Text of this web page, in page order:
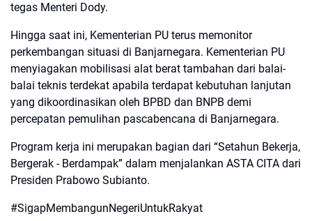
tegas Menteri Dody.
Hingga saat ini, Kementerian PU terus memonitor
perkembangan situasi di Banjarnegara. Kementerian PU
menyiagakan mobilisasi alat berat tambahan dari balai-
balai teknis terdekat apabila terdapat kebutuhan lanjutan
yang dikoordinasikan oleh BPBD dan BNPB demi
percepatan pemulihan pascabencana di Banjarnegara.
Program kerja ini merupakan bagian dari “Setahun Bekerja,
Bergerak - Berdampak” dalam menjalankan ASTA CITA dari
Presiden Prabowo Subianto.
#SigapMembangunNegeriUntukRakyat